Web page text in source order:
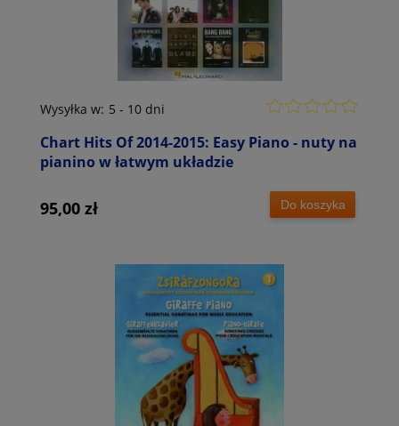
Chart Hits Of 2014-2015: Easy Piano - nuty na
pianino w łatwym układzie
Wysyłka w: 5 - 10 dni
95,00 zł Do koszyka